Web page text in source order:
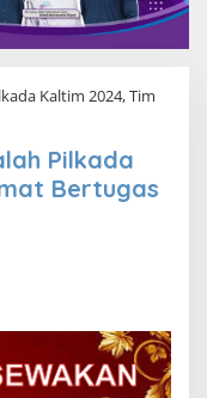
Kaltim 2024, Tim
Pilkada
Bertugas